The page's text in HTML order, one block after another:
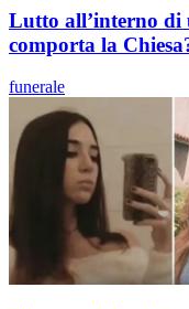
Lutto all’interno di
comporta la
funerale